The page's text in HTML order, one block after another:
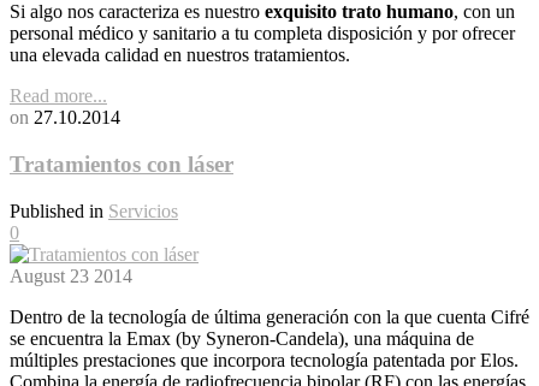
Si algo nos caracteriza es nuestro exquisito trato humano, con un
personal médico y sanitario a tu completa disposición y por ofrecer
una elevada calidad en nuestros tratamientos.
Read more...
on 27.10.2014
Tratamientos con láser
Published in Servicios
0
August 23 2014
Dentro de la tecnología de última generación con la que cuenta Cifré
se encuentra la Emax (by Syneron-Candela), una máquina de
múltiples prestaciones que incorpora tecnología patentada por Elos.
Combina la energía de radiofrecuencia bipolar (RF) con las energías